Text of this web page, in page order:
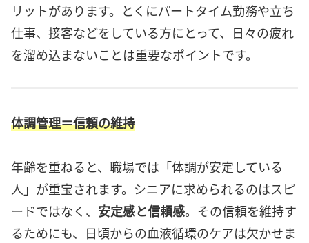
リットがあります。とくにパートタイム勤務や立ち
仕事、接客などをしている方にとって、日々の疲れ
を溜め込まないことは重要なポイントです。
体調管理＝信頼の維持
年齢を重ねると、職場では「体調が安定している
人」が重宝されます。シニアに求められるのはスピ
ードではなく、 安定感と信頼感。その信頼を維持す
るためにも、日頃からの血液循環のケアは欠かせま